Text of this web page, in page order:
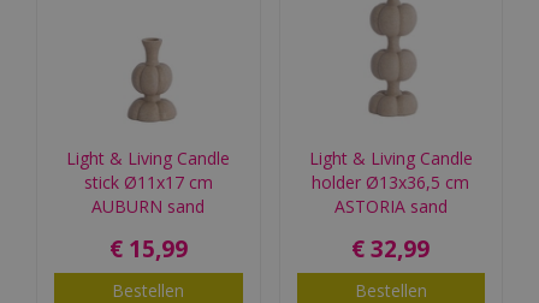
Light & Living Candle
stick Ø11x17 cm
AUBURN sand
€ 15,99
Bestellen
Light & Living Candle
holder Ø13x36,5 cm
ASTORIA sand
€ 32,99
Bestellen